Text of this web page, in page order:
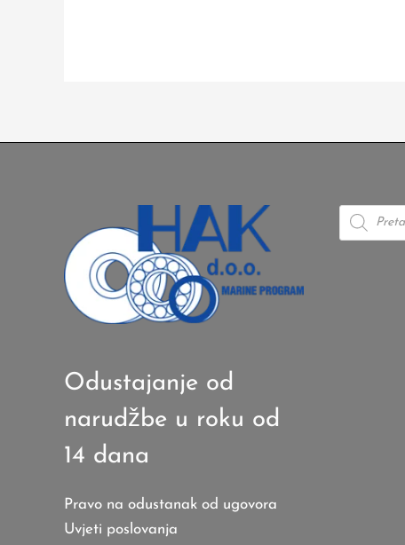
Odustajanje od
narudžbe u roku od
14 dana
Pravo na odustanak od ugovora
Uvjeti poslovanja
Products
search